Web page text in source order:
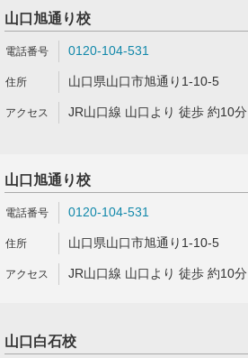
山口旭通り校
0120-104-531
山口県山口市旭通り1-10-5
JR山口線 山口より 徒歩 約10分
山口旭通り校
0120-104-531
山口県山口市旭通り1-10-5
JR山口線 山口より 徒歩 約10分
山口白石校